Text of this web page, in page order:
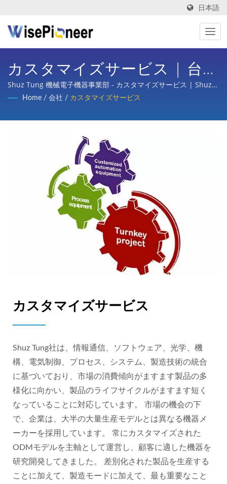
日本語
カスタマイズサービス | 台湾
製のインテリジェントプロセ
Shuz Tung 機械電子機器事業部 - カスタマイズサービス | Shuz
Tung機械産業は、半導体、フラットパネルディスプレイプロセ
キープランニング、自動車、スクーター、さまざまな産業の部品
加工において、国内外の主要企業から相当な信頼と支持を得てい
Home / 会社 / カスタマイズサービス
カスタマイズサービス
Shuz Tung社は、情報通信、ソフトウェア、光学、機
構、電気制御、プロセス、システム、製造技術の統合
に基づいており、市場の消費傾向がますます製品の多
様化に向かい、製品のライフサイクルがますます短く
なっていることに対応しています。 市場の機会の下
で、企業は、大半の大量生産モデルとは異なる機器メ
ーカーを採用しています。 常にカスタマイズされた
ODMモデルを主軸として運営し、顧客に適した機器を
研究開発してきました。 差別化された製品を生産する
ことに加えて、製造モードに加えて、最も重要なこと